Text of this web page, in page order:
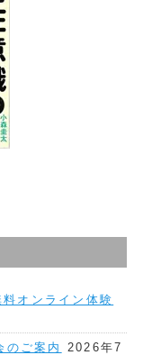
オンライン体験
のご案内
2026年7